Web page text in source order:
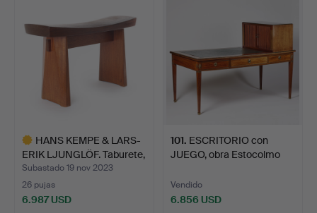
HANS KEMPE & LARS-
ERIK LJUNGLÖF. Taburete,
…
Subastado 19 nov 2023
26 pujas
6.987 USD
101. ESCRITORIO con
JUEGO, obra Estocolmo
Vendido
6.856 USD